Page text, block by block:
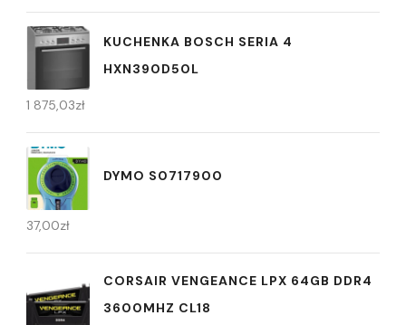
KUCHENKA BOSCH SERIA 4
HXN390D50L
1 875,03zł
DYMO S0717900
37,00zł
CORSAIR VENGEANCE LPX 64GB DDR4
3600MHZ CL18